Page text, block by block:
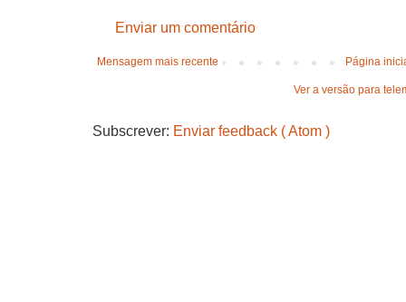
Enviar um comentário
Mensagem mais recente Página
Ver a versão para
Subscrever: Enviar feedback ( Atom )